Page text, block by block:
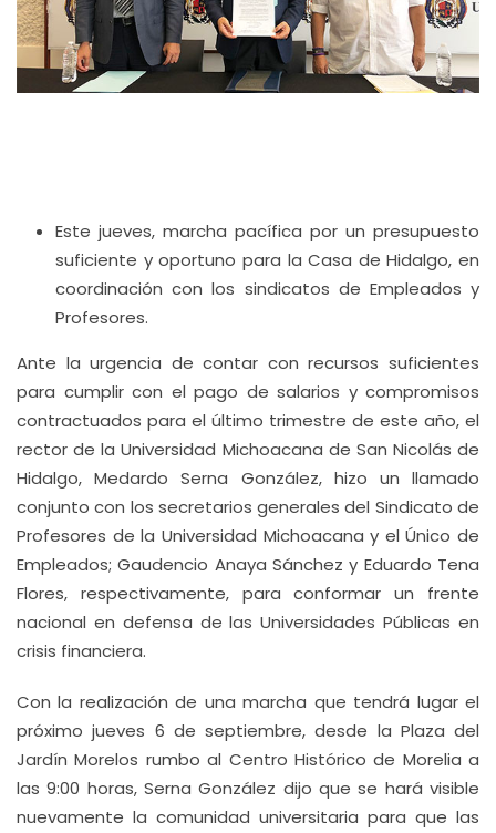
Este jueves, marcha pacífica por un presupuesto
suficiente y oportuno para la Casa de Hidalgo, en
coordinación con los sindicatos de Empleados y
Profesores.
Ante la urgencia de contar con recursos suficientes
para cumplir con el pago de salarios y compromisos
contractuados para el último trimestre de este año, el
rector de la Universidad Michoacana de San Nicolás de
Hidalgo, Medardo Serna González, hizo un llamado
conjunto con los secretarios generales del Sindicato de
Profesores de la Universidad Michoacana y el Único de
Empleados; Gaudencio Anaya Sánchez y Eduardo Tena
Flores, respectivamente, para conformar un frente
nacional en defensa de las Universidades Públicas en
crisis financiera.
Con la realización de una marcha que tendrá lugar el
próximo jueves 6 de septiembre, desde la Plaza del
Jardín Morelos rumbo al Centro Histórico de Morelia a
las 9:00 horas, Serna González dijo que se hará visible
nuevamente la comunidad universitaria para que las